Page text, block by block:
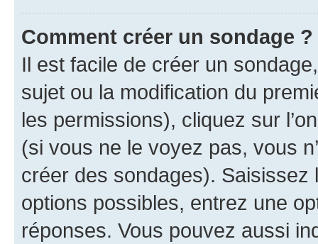
Comment créer un sondage ?
Il est facile de créer un
sujet ou la modification du
les permissions), cliquez sur
(si vous ne le voyez pas, vous
créer des sondages).
options possibles, entrez une
réponses. Vous pouvez aussi